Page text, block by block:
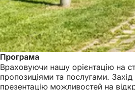
Програма
Враховуючи нашу орієнтацію на
пропозиціями та послугами.
презентацію можливостей на